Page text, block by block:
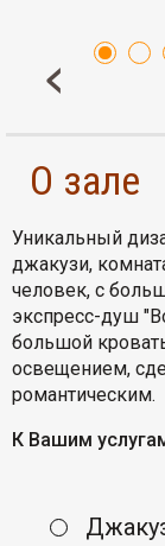
О зале
Уникальный
джакузи,
человек, с
экспресс-душ
большой
освещением,
романтическим.
К Вашим